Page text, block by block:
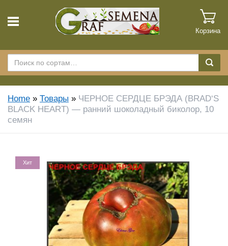
Корзина
Home » Товары » ЧЕРНОЕ СЕРДЦЕ БРЭДА (BRAD‘S
BLACK HEART) — ранний шоколадный биколор, 10
семян
Хит